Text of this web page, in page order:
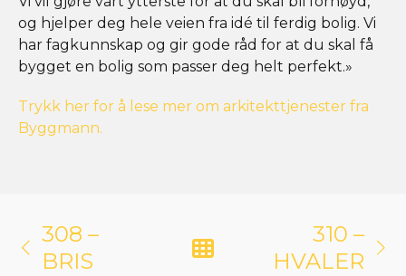
og hjelper deg hele veien fra idé til ferdig bolig. Vi
har fagkunnskap og gir gode råd for at du skal få
bygget en bolig som passer deg helt perfekt.»
Trykk her for å lese mer om arkitekttjenester fra
Byggmann.
308 –
BRIS
310 –
HVALER